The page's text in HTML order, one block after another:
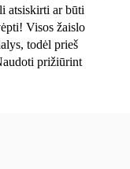
atsiskirti ar būti
Visos žaislо
todėl prieš
prižiūrint